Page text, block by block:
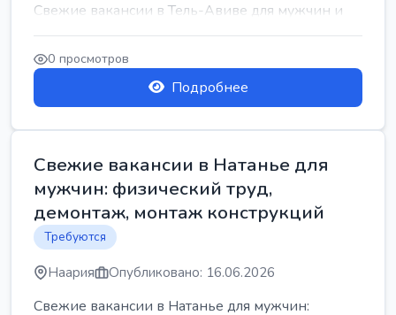
Свежие вакансии в Тель-Авиве для мужчин и
женщин от хозя...
0 просмотров
Подробнее
Свежие вакансии в Натанье для
мужчин: физический труд,
демонтаж, монтаж конструкций
Требуются
Наария Опубликовано: 16.06.2026
Свежие вакансии в Натанье для мужчин: